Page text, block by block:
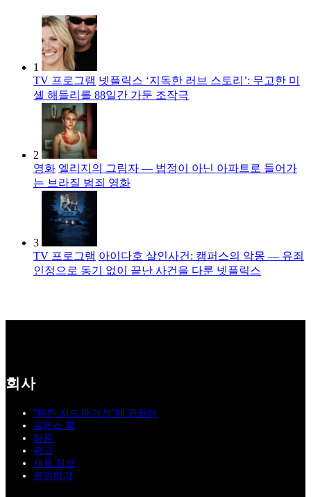
1
TV 프로그램 넷플릭스 ‘지독한 러브 스토리’: 무고한 미
셸 해들리를 88일간 가둔 조작극
2
영화 엘리지의 그림자 — 법정이 아닌 아파트로 들어가
는 브라질 범죄 영화
3
TV 프로그램 아이다호 살인사건: 캠퍼스의 악몽 — 유죄
인정으로 동기 없이 끝난 사건을 다룬 넷플릭스
회사
“마틴 시드 매거진”에 관하여
프레스 룸
팀원
광고
채용 정보
문의하기